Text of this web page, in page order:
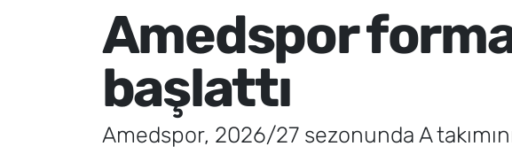
Amedspor
başlattı
Amedspor, 2026/27 sezonunda A